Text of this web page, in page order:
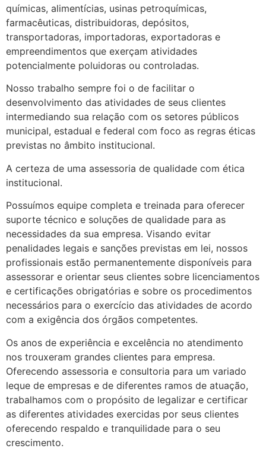
químicas, alimentícias, usinas petroquímicas,
farmacêuticas, distribuidoras, depósitos,
transportadoras, importadoras, exportadoras e
empreendimentos que exerçam atividades
potencialmente poluidoras ou controladas.
Nosso trabalho sempre foi o de facilitar o
desenvolvimento das atividades de seus clientes
intermediando sua relação com os setores públicos
municipal, estadual e federal com foco as regras éticas
previstas no âmbito institucional.
A certeza de uma assessoria de qualidade com ética
institucional.
Possuímos equipe completa e treinada para oferecer
suporte técnico e soluções de qualidade para as
necessidades da sua empresa. Visando evitar
penalidades legais e sanções previstas em lei, nossos
profissionais estão permanentemente disponíveis para
assessorar e orientar seus clientes sobre licenciamentos
e certificações obrigatórias e sobre os procedimentos
necessários para o exercício das atividades de acordo
com a exigência dos órgãos competentes.
Os anos de experiência e excelência no atendimento
nos trouxeram grandes clientes para empresa.
Oferecendo assessoria e consultoria para um variado
leque de empresas e de diferentes ramos de atuação,
trabalhamos com o propósito de legalizar e certificar
as diferentes atividades exercidas por seus clientes
oferecendo respaldo e tranquilidade para o seu
crescimento.